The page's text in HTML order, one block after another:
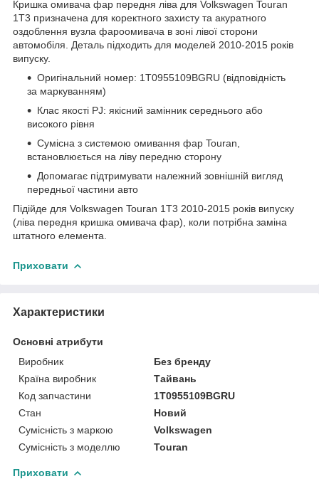
Кришка омивача фар передня ліва для Volkswagen Touran
1T3 призначена для коректного захисту та акуратного
оздоблення вузла фароомивача в зоні лівої сторони
автомобіля. Деталь підходить для моделей 2010-2015 років
випуску.
Оригінальний номер: 1T0955109BGRU (відповідність
за маркуванням)
Клас якості PJ: якісний замінник середнього або
високого рівня
Сумісна з системою омивання фар Touran,
встановлюється на ліву передню сторону
Допомагає підтримувати належний зовнішній вигляд
передньої частини авто
Підійде для Volkswagen Touran 1T3 2010-2015 років випуску
(ліва передня кришка омивача фар), коли потрібна заміна
штатного елемента.
Приховати
Характеристики
Основні атрибути
Виробник
Без бренду
Країна виробник
Тайвань
Код запчастини
1T0955109BGRU
Стан
Новий
Сумісність з маркою
Volkswagen
Сумісність з моделлю
Touran
Приховати